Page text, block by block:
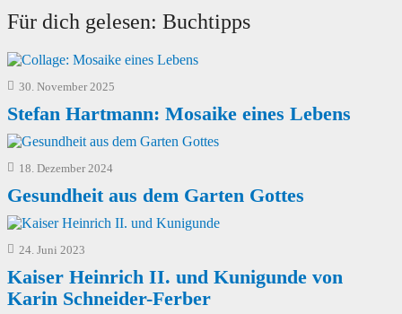
Für dich gelesen: Buchtipps
30. November 2025
Stefan Hartmann: Mosaike eines Lebens
18. Dezember 2024
Gesundheit aus dem Garten Gottes
24. Juni 2023
Kaiser Heinrich II. und Kunigunde von
Karin Schneider-Ferber